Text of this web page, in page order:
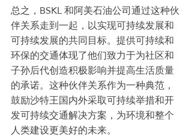
总之，BSKL 和阿美石油公司通过这种伙
伴关系走到一起，以实现可持续发展和
可持续发展的共同目标。提供可持续和
环保的交通体现了他们致力于为社区和
子孙后代创造积极影响并提高生活质量
的承诺。这种伙伴关系作为一种典范，
鼓励沙特王国内外采取可持续举措和开
发可持续交通解决方案，为环境和整个
人类建设更美好的未来。